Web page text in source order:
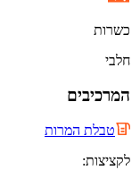
כשרות
חלבי
המרכיבים
טבלת המרות
לקציצות: